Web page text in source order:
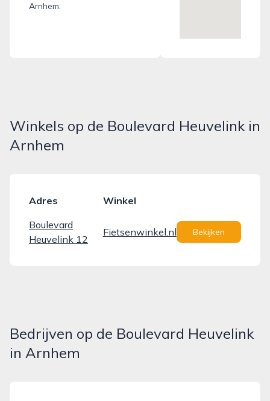
Arnhem.
Winkels op de Boulevard Heuvelink in
Arnhem
Adres
Winkel
Boulevard
Heuvelink 12
Fietsenwinkel.nl Bekijken
Bedrijven op de Boulevard Heuvelink
in Arnhem